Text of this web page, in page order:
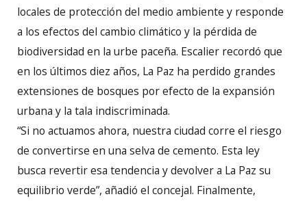
locales de protección del medio ambiente y responde
a los efectos del cambio climático y la pérdida de
biodiversidad en la urbe paceña. Escalier recordó que
en los últimos diez años, La Paz ha perdido grandes
extensiones de bosques por efecto de la expansión
urbana y la tala indiscriminada.
“Si no actuamos ahora, nuestra ciudad corre el riesgo
de convertirse en una selva de cemento. Esta ley
busca revertir esa tendencia y devolver a La Paz su
equilibrio verde”, añadió el concejal. Finalmente,